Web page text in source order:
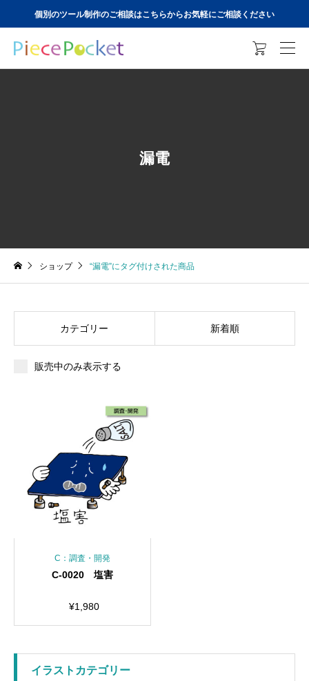
個別のツール制作のご相談はこちらからお気軽にご相談ください

漏電
ショップ “漏電”にタグ付けされた商品
カテゴリー 新着順
販売中のみ表示する
C：調査・開発
C-0020 塩害
¥1,980
イラストカテゴリー